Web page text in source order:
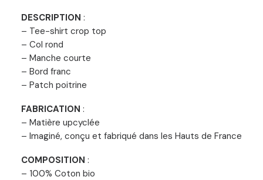
en
coton
bio
DESCRIPTION :
– Tee-shirt crop top
– Col rond
– Manche courte
– Bord franc
– Patch poitrine
FABRICATION :
– Matière upcyclée
– Imaginé, conçu et fabriqué dans les Hauts de France
COMPOSITION :
– 100% Coton bio